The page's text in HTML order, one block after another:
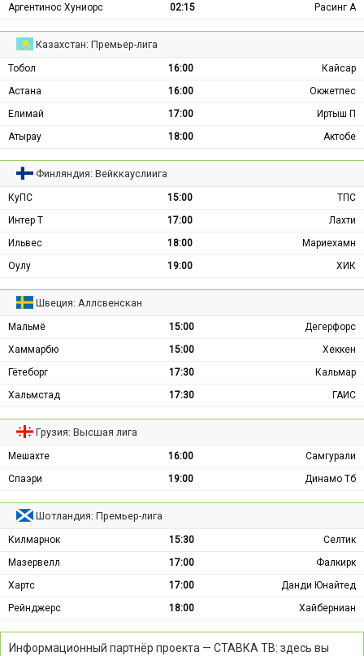
Аргентинос Хуниорс
02:15 Расинг А
Казахстан: Премьер-лига
Тобол 16:00
Кайсар
Астана
16:00
Окжетпес
Елимай
17:00
Иртыш П
Атырау
18:00 Актобе
Финляндия: Вейккауслиига
КуПС 15:00
ТПС
Интер Т
17:00
Лахти
Ильвес
18:00
Мариехамн
Оулу
19:00 ХИК
Швеция: Аллсвенскан
Мальмё 15:00
Дегерфорс
Хаммарбю
15:00
Хеккен
Гётеборг
17:30
Кальмар
Хальмстад
17:30 ГАИС
Грузия: Высшая лига
Мешахте 16:00
Самгурали
Спаэри
19:00 Динамо Тб
Шотландия: Премьер-лига
Килмарнок 15:30
Селтик
Мазервелл
17:00
Фалкирк
Хартс
17:00
Данди Юнайтед
Рейнджерс
18:00 Хайберниан
Информационный партнёр проекта — СТАВКА ТВ: здесь вы